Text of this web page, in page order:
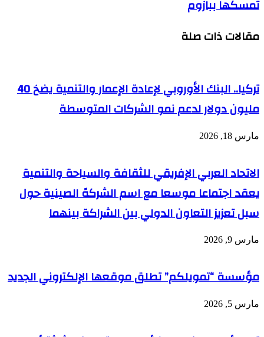
رشاوي
بعد
العسكري
اعتقالات
وفرنسا
تجدد
تمسكها
تمسكها ببازوم
مقالات ذات صلة
تركيا.. البنك الأوروبي لإعادة الإعمار والتنمية يضخ 40
مليون دولار لدعم نمو الشركات المتوسطة
مارس 18, 2026
الاتحاد العربي الإفريقي للثقافة والسياحة والتنمية
يعقد اجتماعا موسعا مع اسم الشركهً الصينية حول
سبل تعزيز التعاون الدولي بين الشراكة بينهما
مارس 9, 2026
مؤسسة “تمويلكم” تطلق موقعها الإلكتروني الجديد
مارس 5, 2026